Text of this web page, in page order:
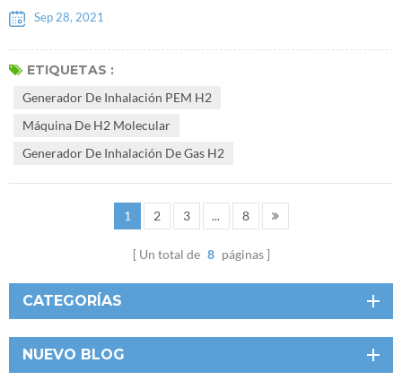
Sep 28, 2021
ETIQUETAS :
Generador De Inhalación PEM H2
Máquina De H2 Molecular
Generador De Inhalación De Gas H2
1 2 3 ... 8
Un total de 8 páginas
CATEGORÍAS
NUEVO BLOG